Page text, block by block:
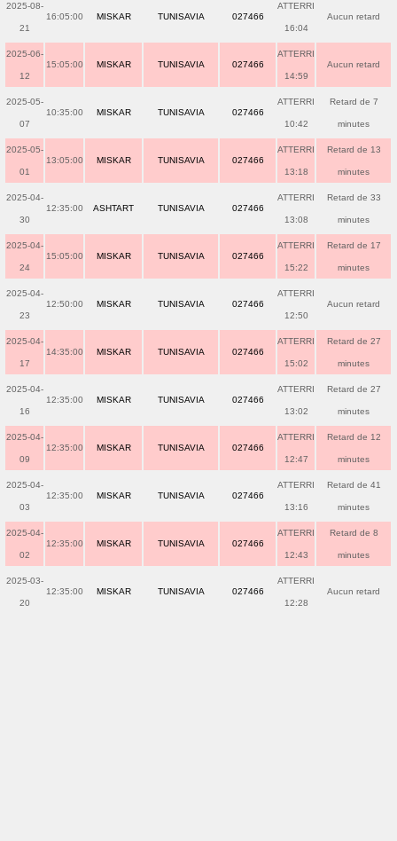
2025-08-
21
16:05:00 MISKAR TUNISAVIA 027466
ATTERRI
16:04
Aucun retard
2025-06-
12
15:05:00 MISKAR TUNISAVIA 027466
ATTERRI
14:59
Aucun retard
2025-05-
07
10:35:00 MISKAR TUNISAVIA 027466
ATTERRI
10:42
Retard de 7
minutes
2025-05-
01
13:05:00 MISKAR TUNISAVIA 027466
ATTERRI
13:18
Retard de 13
minutes
2025-04-
30
12:35:00 ASHTART TUNISAVIA 027466
ATTERRI
13:08
Retard de 33
minutes
2025-04-
24
15:05:00 MISKAR TUNISAVIA 027466
ATTERRI
15:22
Retard de 17
minutes
2025-04-
23
12:50:00 MISKAR TUNISAVIA 027466
ATTERRI
12:50
Aucun retard
2025-04-
17
14:35:00 MISKAR TUNISAVIA 027466
ATTERRI
15:02
Retard de 27
minutes
2025-04-
16
12:35:00 MISKAR TUNISAVIA 027466
ATTERRI
13:02
Retard de 27
minutes
2025-04-
09
12:35:00 MISKAR TUNISAVIA 027466
ATTERRI
12:47
Retard de 12
minutes
2025-04-
03
12:35:00 MISKAR TUNISAVIA 027466
ATTERRI
13:16
Retard de 41
minutes
2025-04-
02
12:35:00 MISKAR TUNISAVIA 027466
ATTERRI
12:43
Retard de 8
minutes
2025-03-
20
12:35:00 MISKAR TUNISAVIA 027466
ATTERRI
12:28
Aucun retard